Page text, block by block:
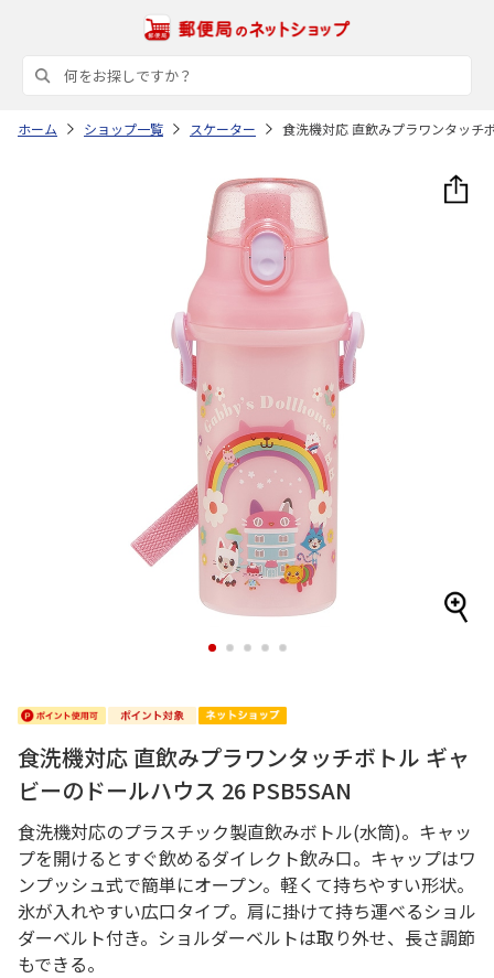
ホーム ショップ一覧 スケーター 食洗機対応 直飲みプラワンタッチ
1 2 3 4 5
食洗機対応 直飲みプラワンタッチボトル ギャ
ビーのドールハウス 26 PSB5SAN
食洗機対応のプラスチック製直飲みボトル(水筒)。キャッ
プを開けるとすぐ飲めるダイレクト飲み口。キャップはワ
ンプッシュ式で簡単にオープン。軽くて持ちやすい形状。
氷が入れやすい広口タイプ。肩に掛けて持ち運べるショル
ダーベルト付き。ショルダーベルトは取り外せ、長さ調節
もできる。